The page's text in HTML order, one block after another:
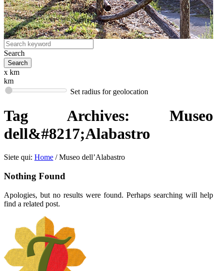
Search
x km
km
Set radius for geolocation
Tag Archives: Museo
dell&#8217;Alabastro
Siete qui: Home / Museo dell’Alabastro
Nothing Found
Apologies, but no results were found. Perhaps searching will help
find a related post.